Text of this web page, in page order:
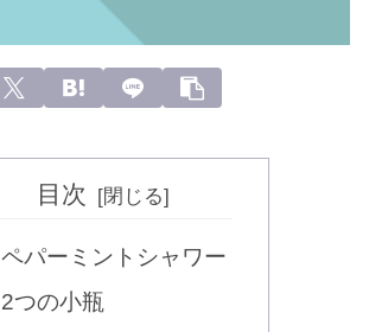
目次
ペパーミントシャワー
2つの小瓶